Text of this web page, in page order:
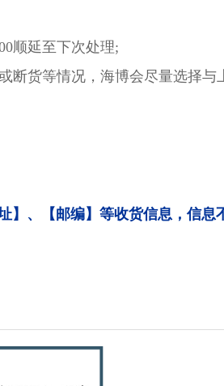
顺延至下次处理;
断货等情况，海博会尽量选择与
】、【邮编】等收货信息，信息